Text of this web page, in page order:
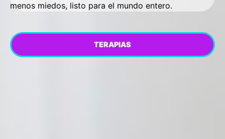
menos miedos, listo para el mundo entero.
TERAPIAS